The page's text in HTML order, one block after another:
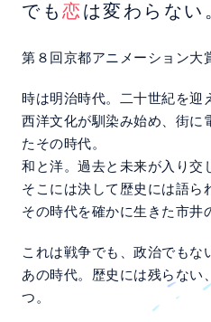
でも 恋 は変わらない
第８回京都アニメーション大
時は明治時代。二十世紀を迎
西洋文化が馴染み始め、街に
たその時代。
和と洋。過去と未来が入り交
そこには決して歴史には語ら
その時代を確かに生きた市井
これは戦争でも、政治でもな
あの時代。歴史には残らない
つ。